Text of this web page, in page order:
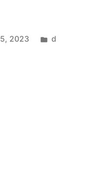
2023 d